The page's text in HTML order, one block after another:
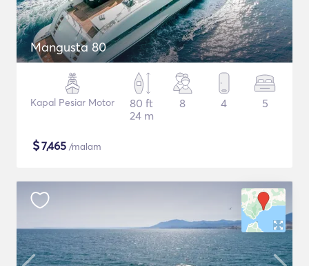
Mangusta 80
Kapal Pesiar Motor
80 ft
24 m
8 4 5
$7,465 /malam